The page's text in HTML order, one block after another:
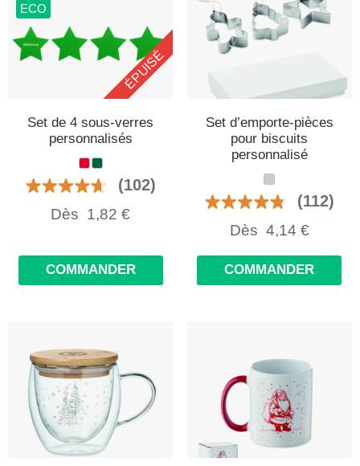
ECO
ÉPUISÉ
Set de 4 sous-verres
personnalisés
(102)
Dès 1,82 €
COMMANDER
Set d’emporte-pièces
pour biscuits
personnalisé
(112)
Dès 4,14 €
COMMANDER